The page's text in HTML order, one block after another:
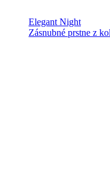
Elegant Night
Zásnubné prstne z